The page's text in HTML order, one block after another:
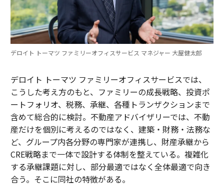
デロイト トーマツ ファミリーオフィスサービス マネジャー 大屋健太郎
デロイト トーマツ ファミリーオフィスサービスでは、
こうした考え方のもと、ファミリーの成長戦略、投資ポ
ートフォリオ、税務、承継、各種トランザクションまで
含めて総合的に検討。不動産アドバイザリーでは、不動
産だけを個別に考えるのではなく、建築・財務・法務な
ど、グループ内各分野の専門家が連携し、財産承継から
CRE戦略まで一体で設計する体制を整えている。複雑化
する承継課題に対し、部分最適ではなく全体最適で向き
合う。そこに同社の特徴がある。